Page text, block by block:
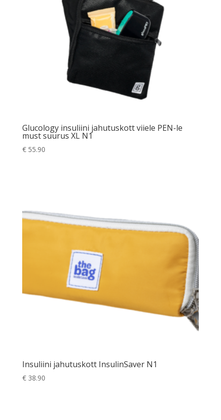
Glucology insuliini jahutuskott viiele PEN-le
must suurus XL N1
€55.90
Insuliini jahutuskott InsulinSaver N1
€38.90